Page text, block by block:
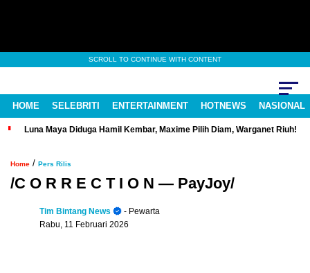
SCROLL TO CONTINUE WITH CONTENT
HOME SELEBRITI ENTERTAINMENT HOTNEWS NASIONAL
Luna Maya Diduga Hamil Kembar, Maxime Pilih Diam, Warganet Riuh!
Home / Pers Rilis
/C O R R E C T I O N — PayJoy/
Tim Bintang News
- Pewarta
Rabu, 11 Februari 2026